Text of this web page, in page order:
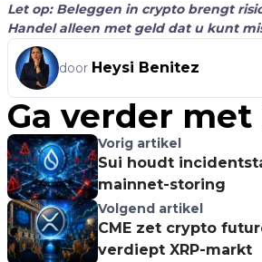
Let op: Beleggen in crypto brengt
Handel alleen met geld dat u kunt
door Heysi Benitez
Ga verder met
Vorig artikel
Sui houdt
mainnet-storing
Volgend artikel
CME zet crypto
verdiept XRP-markt